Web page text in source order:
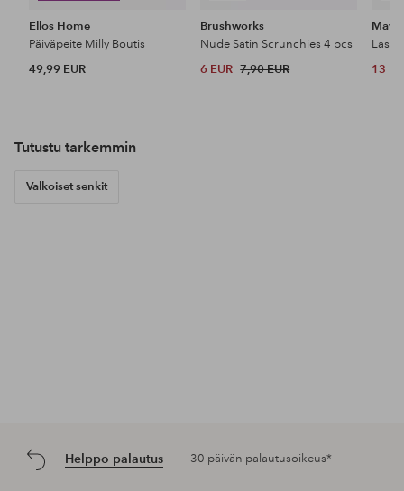
Ellos Home
Päiväpeite Milly Boutis
49,99 EUR
Brushworks
Nude Satin Scrunchies 4 pcs
6 EUR 7,90 EUR 13
Tutustu tarkemmin
Valkoiset senkit
Helppo palautus 30 päivän palautusoikeus*